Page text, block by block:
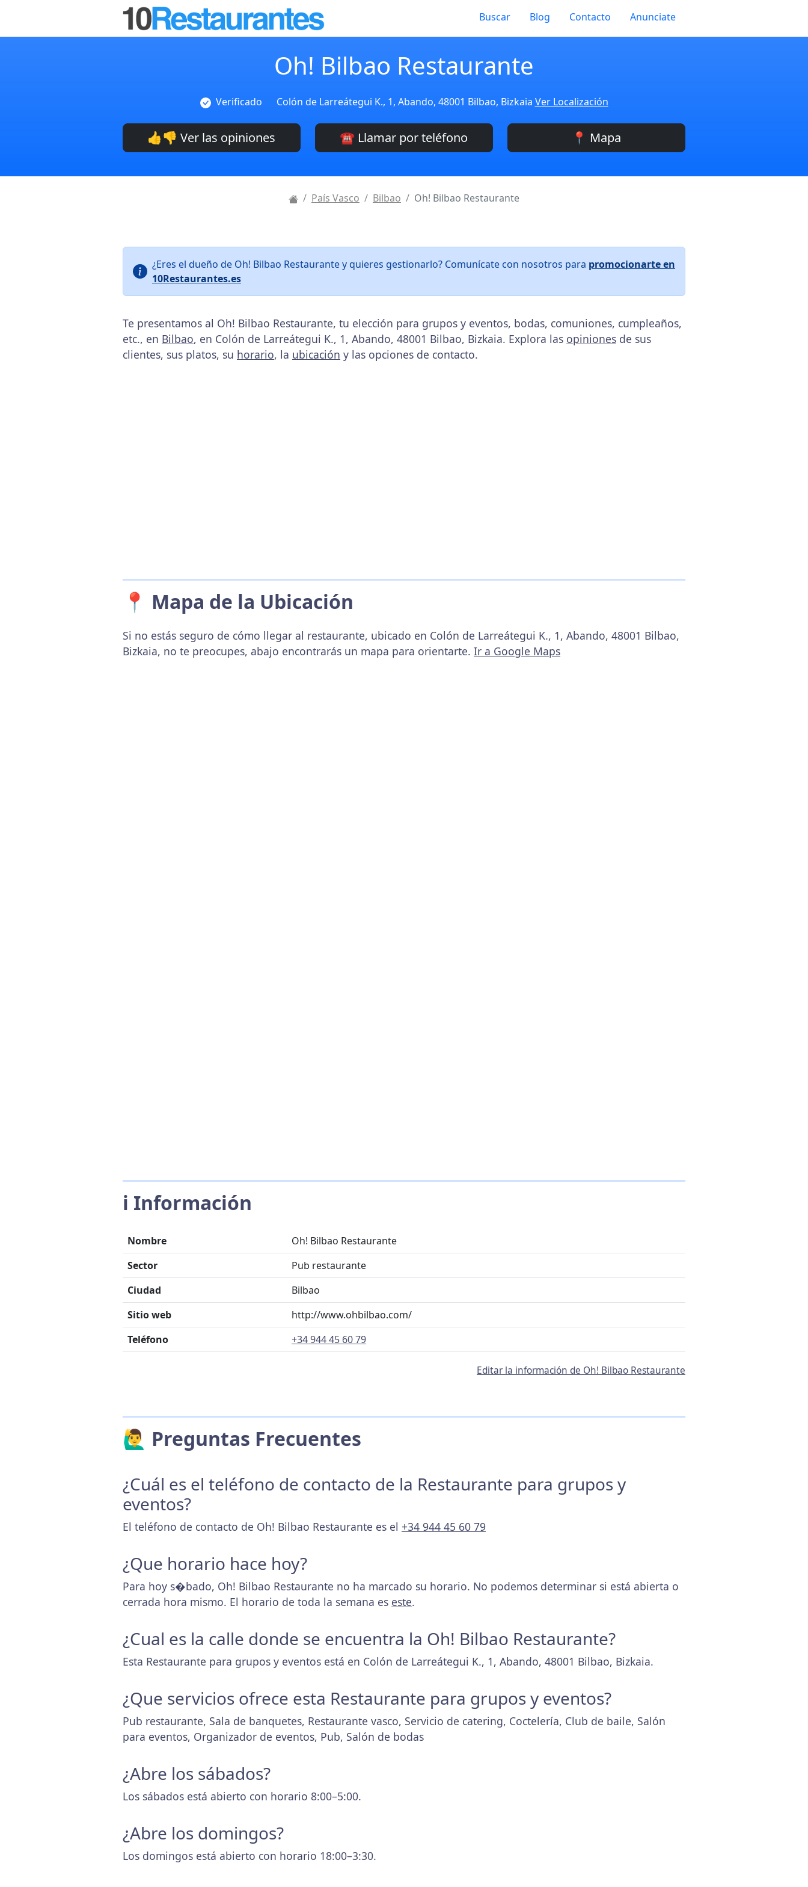
Buscar Blog Contacto Anunciate
Oh! Bilbao Restaurante
Verificado Colón de Larreátegui K., 1, Abando, 48001 Bilbao, Bizkaia Ver Localización
👍👎 Ver las opiniones ☎️ Llamar por teléfono 📍 Mapa
País Vasco Bilbao Oh! Bilbao Restaurante
¿Eres el dueño de Oh! Bilbao Restaurante y quieres gestionarlo? Comunícate con nosotros para promocionarte en
10Restaurantes.es
Te presentamos al Oh! Bilbao Restaurante, tu elección para grupos y eventos, bodas, comuniones, cumpleaños,
etc., en Bilbao, en Colón de Larreátegui K., 1, Abando, 48001 Bilbao, Bizkaia. Explora las opiniones de sus
clientes, sus platos, su horario, la ubicación y las opciones de contacto.
📍 Mapa de la Ubicación
Si no estás seguro de cómo llegar al restaurante, ubicado en Colón de Larreátegui K., 1, Abando, 48001 Bilbao,
Bizkaia, no te preocupes, abajo encontrarás un mapa para orientarte. Ir a Google Maps
ℹ️ Información
Nombre
Oh! Bilbao Restaurante
Sector
Pub restaurante
Ciudad
Bilbao
Sitio web
http://www.ohbilbao.com/
Teléfono
+34 944 45 60 79
Editar la información de Oh! Bilbao Restaurante
🙋‍♂️ Preguntas Frecuentes
¿Cuál es el teléfono de contacto de la Restaurante para grupos y
eventos?
El teléfono de contacto de Oh! Bilbao Restaurante es el +34 944 45 60 79
¿Que horario hace hoy?
Para hoy s�bado, Oh! Bilbao Restaurante no ha marcado su horario. No podemos determinar si está abierta o
cerrada hora mismo. El horario de toda la semana es este.
¿Cual es la calle donde se encuentra la Oh! Bilbao Restaurante?
Esta Restaurante para grupos y eventos está en Colón de Larreátegui K., 1, Abando, 48001 Bilbao, Bizkaia.
¿Que servicios ofrece esta Restaurante para grupos y eventos?
Pub restaurante, Sala de banquetes, Restaurante vasco, Servicio de catering, Coctelería, Club de baile, Salón
para eventos, Organizador de eventos, Pub, Salón de bodas
¿Abre los sábados?
Los sábados está abierto con horario 8:00–5:00.
¿Abre los domingos?
Los domingos está abierto con horario 18:00–3:30.